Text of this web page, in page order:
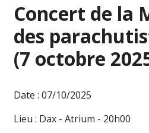
Concert de la
des
(7 octobre
Date : 07/10/2025
Lieu : Dax - Atrium - 20h00